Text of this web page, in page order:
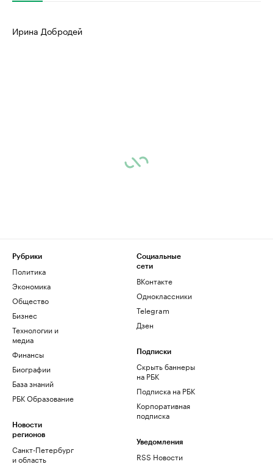
Ирина Добродей
Рубрики
Политика
Экономика
Общество
Бизнес
Технологии и
медиа
Финансы
Биографии
База знаний
РБК Образование
Новости
регионов
Санкт-Петербург
и область
Социальные
сети
ВКонтакте
Одноклассники
Telegram
Дзен
Подписки
Скрыть баннеры
на РБК
Подписка на РБК
Корпоративная
подписка
Уведомления
RSS Новости